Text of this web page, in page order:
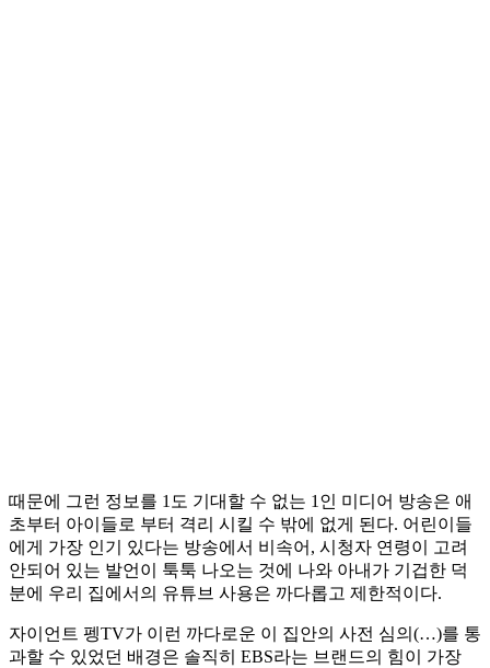
때문에 그런 정보를 1도 기대할 수 없는 1인 미디어 방송은 애
초부터 아이들로 부터 격리 시킬 수 밖에 없게 된다. 어린이들
에게 가장 인기 있다는 방송에서 비속어, 시청자 연령이 고려
안되어 있는 발언이 툭툭 나오는 것에 나와 아내가 기겁한 덕
분에 우리 집에서의 유튜브 사용은 까다롭고 제한적이다.
자이언트 펭TV가 이런 까다로운 이 집안의 사전 심의(…)를 통
과할 수 있었던 배경은 솔직히 EBS라는 브랜드의 힘이 가장